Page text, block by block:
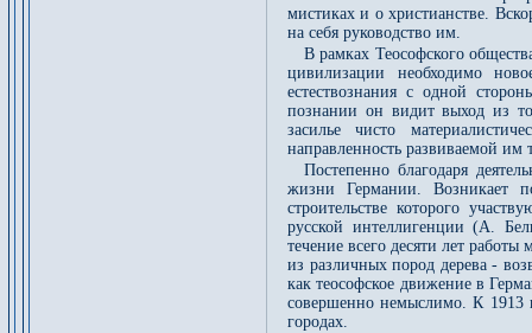
мистиках и о христианстве.
на себя руководство им.
В рамках Теософского
цивилизации необходимо
естествознания с одной
познании он видит выход из
засилье чисто
направленность развиваемой
Постепенно благодаря
жизни Германии. Возникает
строительстве которого
русской интеллигенции (А.
течение всего десяти лет
из различных пород дерева -
как теософское движение в
совершенно немыслимо. К 1913
городах.